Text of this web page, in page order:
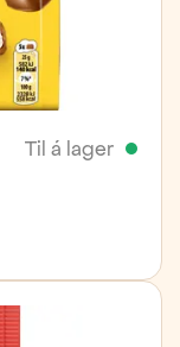
Til á lager